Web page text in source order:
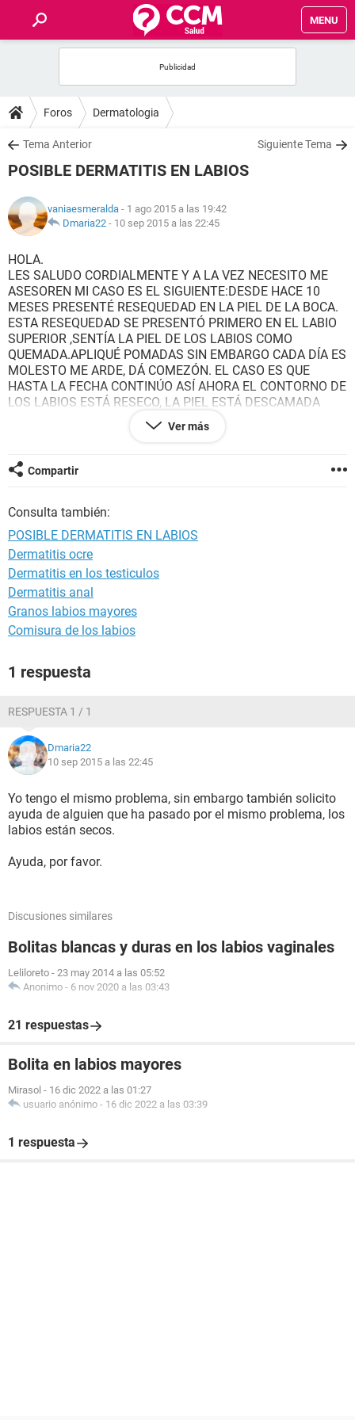
MENU
FOROS
SALUD
NUTRICIÓN
BIENESTAR
SEXUALIDAD
GLOSARIO
Foros Dermatologia
Tema Anterior Siguiente Tema
POSIBLE DERMATITIS EN LABIOS
vaniaesmeralda - 1 ago 2015 a las 19:42
Dmaria22 - 10 sep 2015 a las 22:45
HOLA.
LES SALUDO CORDIALMENTE Y A LA VEZ NECESITO ME
ASESOREN MI CASO ES EL SIGUIENTE:DESDE HACE 10
MESES PRESENTÉ RESEQUEDAD EN LA PIEL DE LA BOCA.
ESTA RESEQUEDAD SE PRESENTÓ PRIMERO EN EL LABIO
SUPERIOR ,SENTÍA LA PIEL DE LOS LABIOS COMO
QUEMADA.APLIQUÉ POMADAS SIN EMBARGO CADA DÍA ES
MOLESTO ME ARDE, DÁ COMEZÓN. EL CASO ES QUE
HASTA LA FECHA CONTINÚO ASÍ AHORA EL CONTORNO DE
LOS LABIOS ESTÁ RESECO, LA PIEL ESTÁ DESCAMADA
SIENTO COMEZÓN Y DOLOR.POR LAS MAÑANAS LA BOCA
LA TENGO HINCHADA Y EN EL LABIO INFERIOR LA PIEL
SUPURACIÓN.HE ACUDIDO A CONSULTA ME
PRESCRIBIERON CICLORFERÓN O ACICLOVIR SIN
CON EL CONTACTO CON LA SALIVA.QUÉ MEDICAMENTO
PUEDO APLICAR?AGRADEZCO SU RESPUESTA Y LA
ATENCIÓN PRESTADA A ESTE MENSAJE.SALUDOS
Ver más
Compartir
Consulta también:
POSIBLE DERMATITIS EN LABIOS
Dermatitis ocre
Dermatitis en los testiculos
Dermatitis anal
Granos labios mayores
Comisura de los labios
1 respuesta
RESPUESTA 1 / 1
Dmaria22
10 sep 2015 a las 22:45
Yo tengo el mismo problema, sin embargo también solicito
ayuda de alguien que ha pasado por el mismo problema, los
labios están secos.
Ayuda, por favor.
Discusiones similares
Bolitas blancas y duras en los labios vaginales
Leliloreto - 23 may 2014 a las 05:52
Anonimo - 6 nov 2020 a las 03:43
21 respuestas
Bolita en labios mayores
Mirasol - 16 dic 2022 a las 01:27
usuario anónimo - 16 dic 2022 a las 03:39
1 respuesta